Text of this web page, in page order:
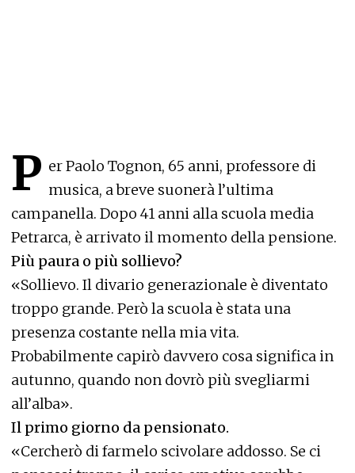
P er Paolo Tognon, 65 anni, professore di
musica, a breve suonerà l’ultima
campanella. Dopo 41 anni alla scuola media
Petrarca, è arrivato il momento della pensione.
Più paura o più sollievo?
«Sollievo. Il divario generazionale è diventato
troppo grande. Però la scuola è stata una
presenza costante nella mia vita.
Probabilmente capirò davvero cosa significa in
autunno, quando non dovrò più svegliarmi
all’alba».
Il primo giorno da pensionato.
«Cercherò di farmelo scivolare addosso. Se ci